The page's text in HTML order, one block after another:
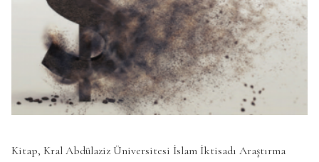
Kitap, Kral Abdülaziz Üniversitesi İslam İktisadı Araştırma